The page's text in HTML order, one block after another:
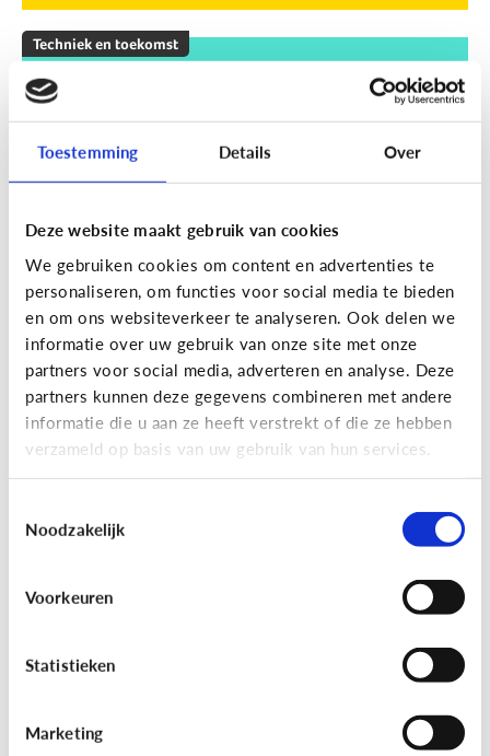
Toestemming Details Over
Deze website maakt gebruik van cookies
We gebruiken cookies om content en advertenties te
personaliseren, om functies voor social media te bieden
en om ons websiteverkeer te analyseren. Ook delen we
informatie over uw gebruik van onze site met onze
partners voor social media, adverteren en analyse. Deze
partners kunnen deze gegevens combineren met andere
informatie die u aan ze heeft verstrekt of die ze hebben
verzameld op basis van uw gebruik van hun services.
Noodzakelijk
Voorkeuren
Statistieken
Marketing
Techniek en toekomst
Wat zijn smart devices?
Techniek en toekomst
Wat je moet weten over VR en AR